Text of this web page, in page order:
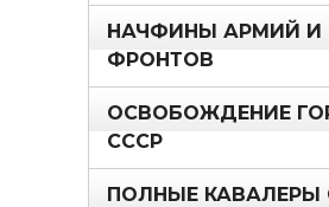
НАЧФИНЫ АРМИЙ И
ФРОНТОВ
ОСВОБОЖДЕНИЕ
СССР
ПОЛНЫЕ КАВАЛЕРЫ